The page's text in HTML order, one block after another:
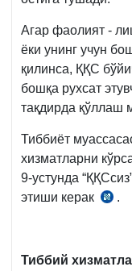
Агар фаолият -
ёки унинг учун
қилинса, ҚҚС
бошқа рухсат
тақдирда қўллаш
Тиббиёт
хизматларни
9-устунда
этиши керак
сон
.
Тиббий